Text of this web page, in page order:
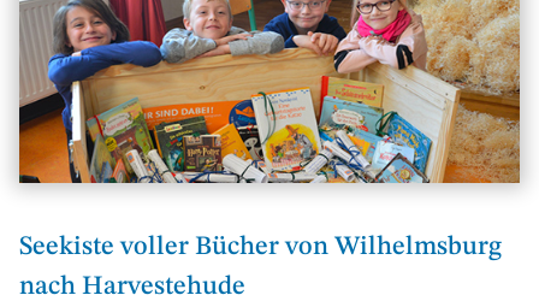
Seekiste voller Bücher von Wilhelmsburg
nach Harvestehude